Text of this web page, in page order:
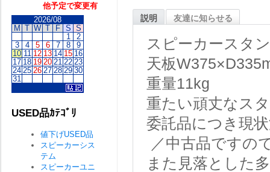
説明 友達に知らせる
スピーカースタ
天板
重量11kg
重たい頑丈なス
委託品につき現
／中古品ですの
また見落とした
他予定で変更有
2026/08
M T W T F S S
1
2
3
4 5 6 7 8
9
10 11 12 13 14 15 16
17 18 19 20 21 22 23
24 25 26 27 28 29 30
31
USED品ｶﾃｺﾞﾘ
値下げUSED品
スピーカーシス
テム
スピーカーユニ